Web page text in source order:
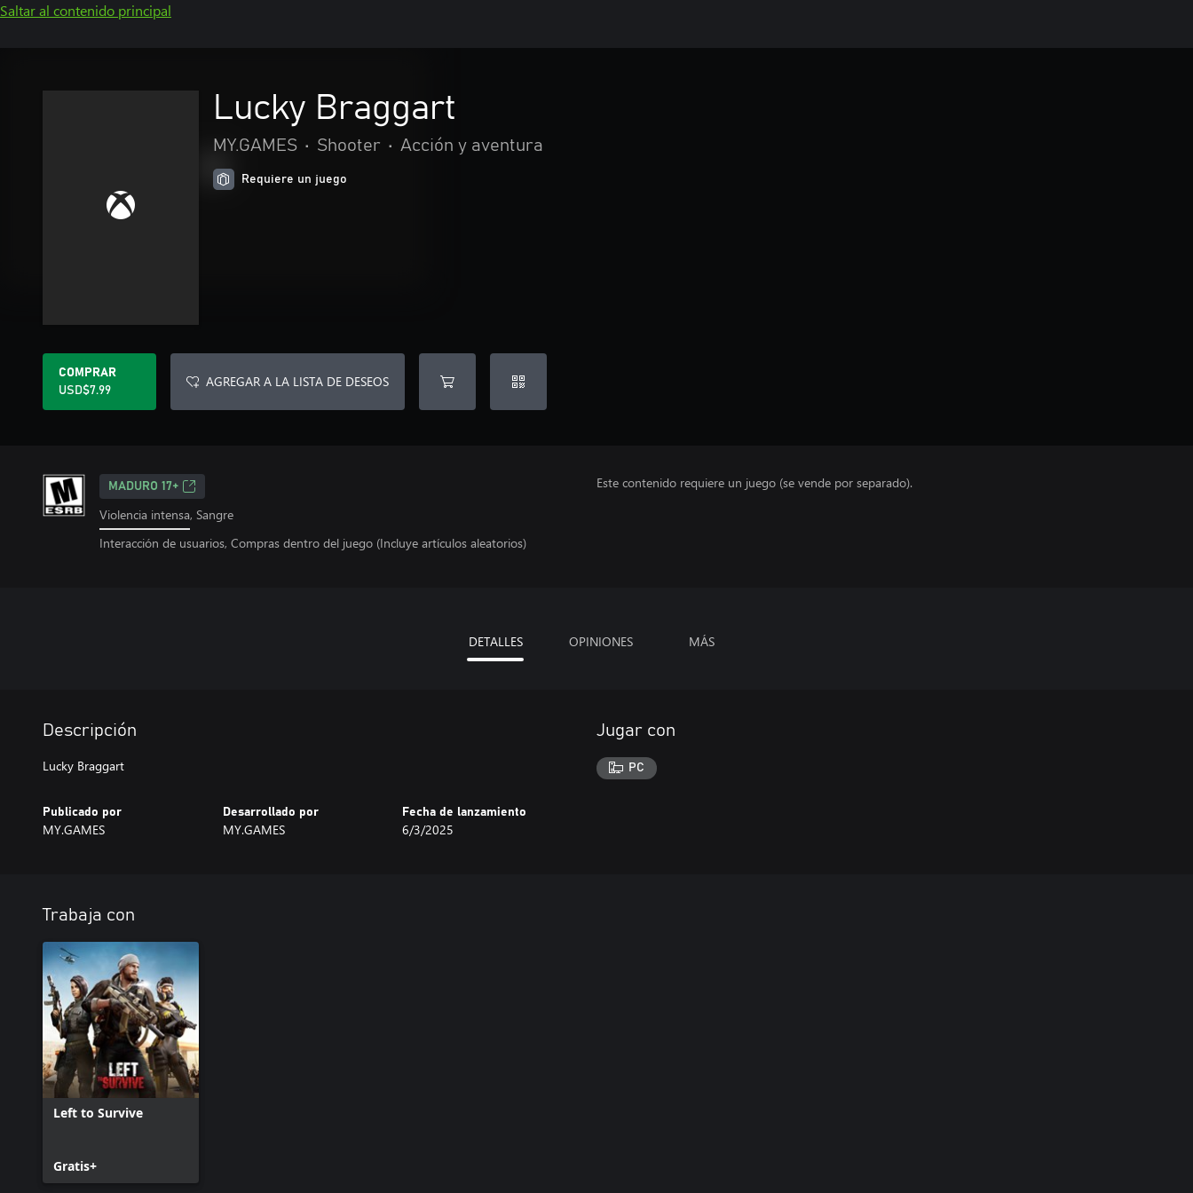
Saltar al contenido principal
Lucky Braggart
MY.GAMES • Shooter • Acción y aventura
Requiere un juego
COMPRAR
USD$7.99
AGREGAR A LA LISTA DE DESEOS
MADURO 17+
Violencia intensa, Sangre
Interacción de usuarios, Compras dentro del juego (Incluye artículos aleatorios)
Este contenido requiere un juego (se vende por separado).
DETALLES OPINIONES MÁS
Descripción
Lucky Braggart
Publicado por
MY.GAMES
Desarrollado por
MY.GAMES
Fecha de lanzamiento
6/3/2025
Jugar con
PC
Trabaja con
Left to Survive
Gratis+